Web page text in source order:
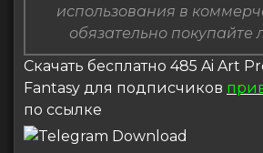
использования в
обязательно покупайте
Скачать бесплатно 485 Ai Art
Fantasy для подписчиков
по ссылке